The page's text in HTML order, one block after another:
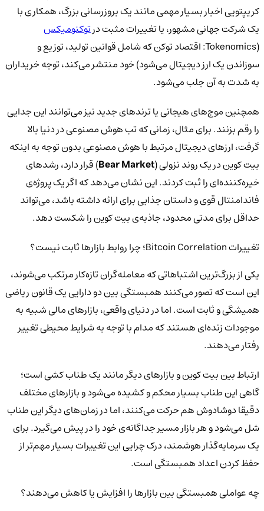
کریپتویی اخبار بسیار مهمی مانند یک بروزرسانی بزرگ، همکاری با
یک شرکت جهانی مشهور، یا تغییرات مثبت درتوکنومیکس
(Tokenomics: اقتصاد توکن که شامل قوانین تولید، توزیع و
سوزاندن یک ارز دیجیتال می‌شود) خود منتشر می‌کند، توجه خریداران
به شدت به آن جلب می‌شود.
همچنین موج‌های هیجانی یا ترندهای جدید نیز می‌توانند این جدایی
را رقم بزنند. برای مثال، زمانی که تب هوش مصنوعی در دنیا بالا
گرفت، ارزهای دیجیتال مرتبط با هوش مصنوعی بدون توجه به اینکه
بیت کوین در یک روند نزولی (Bear Market) قرار دارد، رشدهای
خیره‌کننده‌ای را ثبت کردند. این نشان می‌دهد که اگر یک پروژه‌ی
فاندامنتال قوی و داستان جذابی برای ارائه داشته باشد، می‌تواند
حداقل برای مدتی محدود، جاذبه‌ی بیت کوین را شکست دهد.
تغییرات Bitcoin Correlation؛ چرا روابط بازارها ثابت نیست؟
یکی از بزرگ‌ترین اشتباهاتی که معامله‌گران تازه‌کار مرتکب می‌شوند،
این است که تصور می‌کنند همبستگی بین دو دارایی یک قانون ریاضی
همیشگی و ثابت است. اما در دنیای واقعی، بازارهای مالی شبیه به
موجودات زنده‌ای هستند که مدام با توجه به شرایط محیطی تغییر
رفتار می‌دهند.
ارتباط بین بیت کوین و بازارهای دیگر مانند یک طناب کشی است؛
گاهی این طناب بسیار محکم و کشیده می‌شود و بازارهای مختلف
دقیقا دوشادوش هم حرکت می‌کنند، اما در زمان‌های دیگر این طناب
شل می‌شود و هر بازار مسیر جداگانه‌ی خود را در پیش می‌گیرد. برای
یک سرمایه‌گذار هوشمند، درک چرایی این تغییرات بسیار مهم‌تر از
حفظ کردن اعداد همبستگی است.
چه عواملی همبستگی بین بازارها را افزایش یا کاهش می‌دهند؟